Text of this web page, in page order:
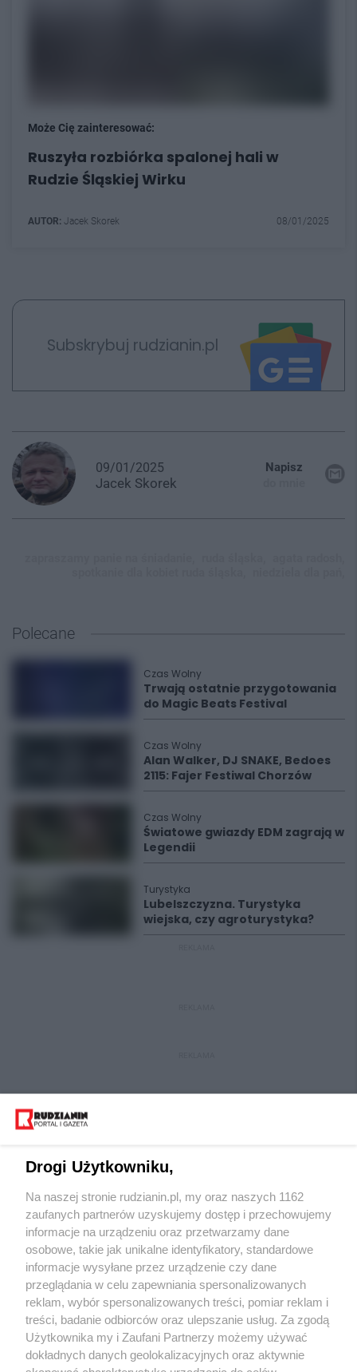
Może Cię zainteresować:
Ruszyła rozbiórka spalonej hali w
Rudzie Śląskiej Wirku
AUTOR: Jacek Skorek 08/01/2025
Subskrybuj rudzianin.pl
09/01/2025
Jacek Skorek
Napisz
Polecane
Czas Wolny
Trwają ostatnie przygotowania
do Magic Beats Festival
Czas Wolny
Alan Walker, DJ SNAKE, Bedoes
2115: Fajer Festiwal Chorzów
Czas Wolny
Światowe gwiazdy EDM zagrają w
Legendii
Turystyka
Lubelszczyzna. Turystyka
wiejska, czy agroturystyka?
Wydawca mediów lokalnych
Nie zapomnij
zapoznać się z:
polityką prywatności regulamin korzystania z portali
Twojemiasto
Piekary Śląskie
Skontakuj sięz nami
Kontakt
Drogi Użytkowniku,
Na naszej stronie rudzianin.pl, my oraz naszych 1162
zaufanych partnerów uzyskujemy dostęp i przechowujemy
informacje na urządzeniu oraz przetwarzamy dane
osobowe, takie jak unikalne identyfikatory, standardowe
informacje wysyłane przez urządzenie czy dane
przeglądania w celu zapewniania spersonalizowanych
reklam, wybór spersonalizowanych treści, pomiar reklam i
treści, badanie odbiorców oraz ulepszanie usług. Za zgodą
Użytkownika my i Zaufani Partnerzy możemy używać
dokładnych danych geolokalizacyjnych oraz aktywnie